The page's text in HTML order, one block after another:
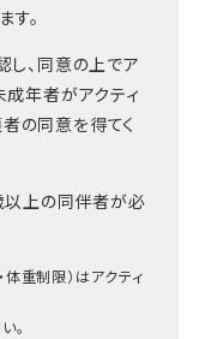
。
、同意の上でア
成年者がアクティ
の同意を得てく
上の同伴者が必
重制限）はアクティ
。